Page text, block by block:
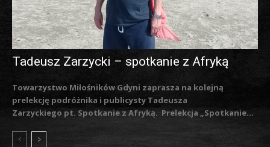
Tadeusz Zarzycki – spotkanie z Afryką
Towarzystwo Miłośników Gdyni zaprasza na kolejną
prelekcję podróżnika i publicysty Tadeusza
Zarzyckiego pt. Spotkanie z Afryką. Prelekcja „Spotkanie...